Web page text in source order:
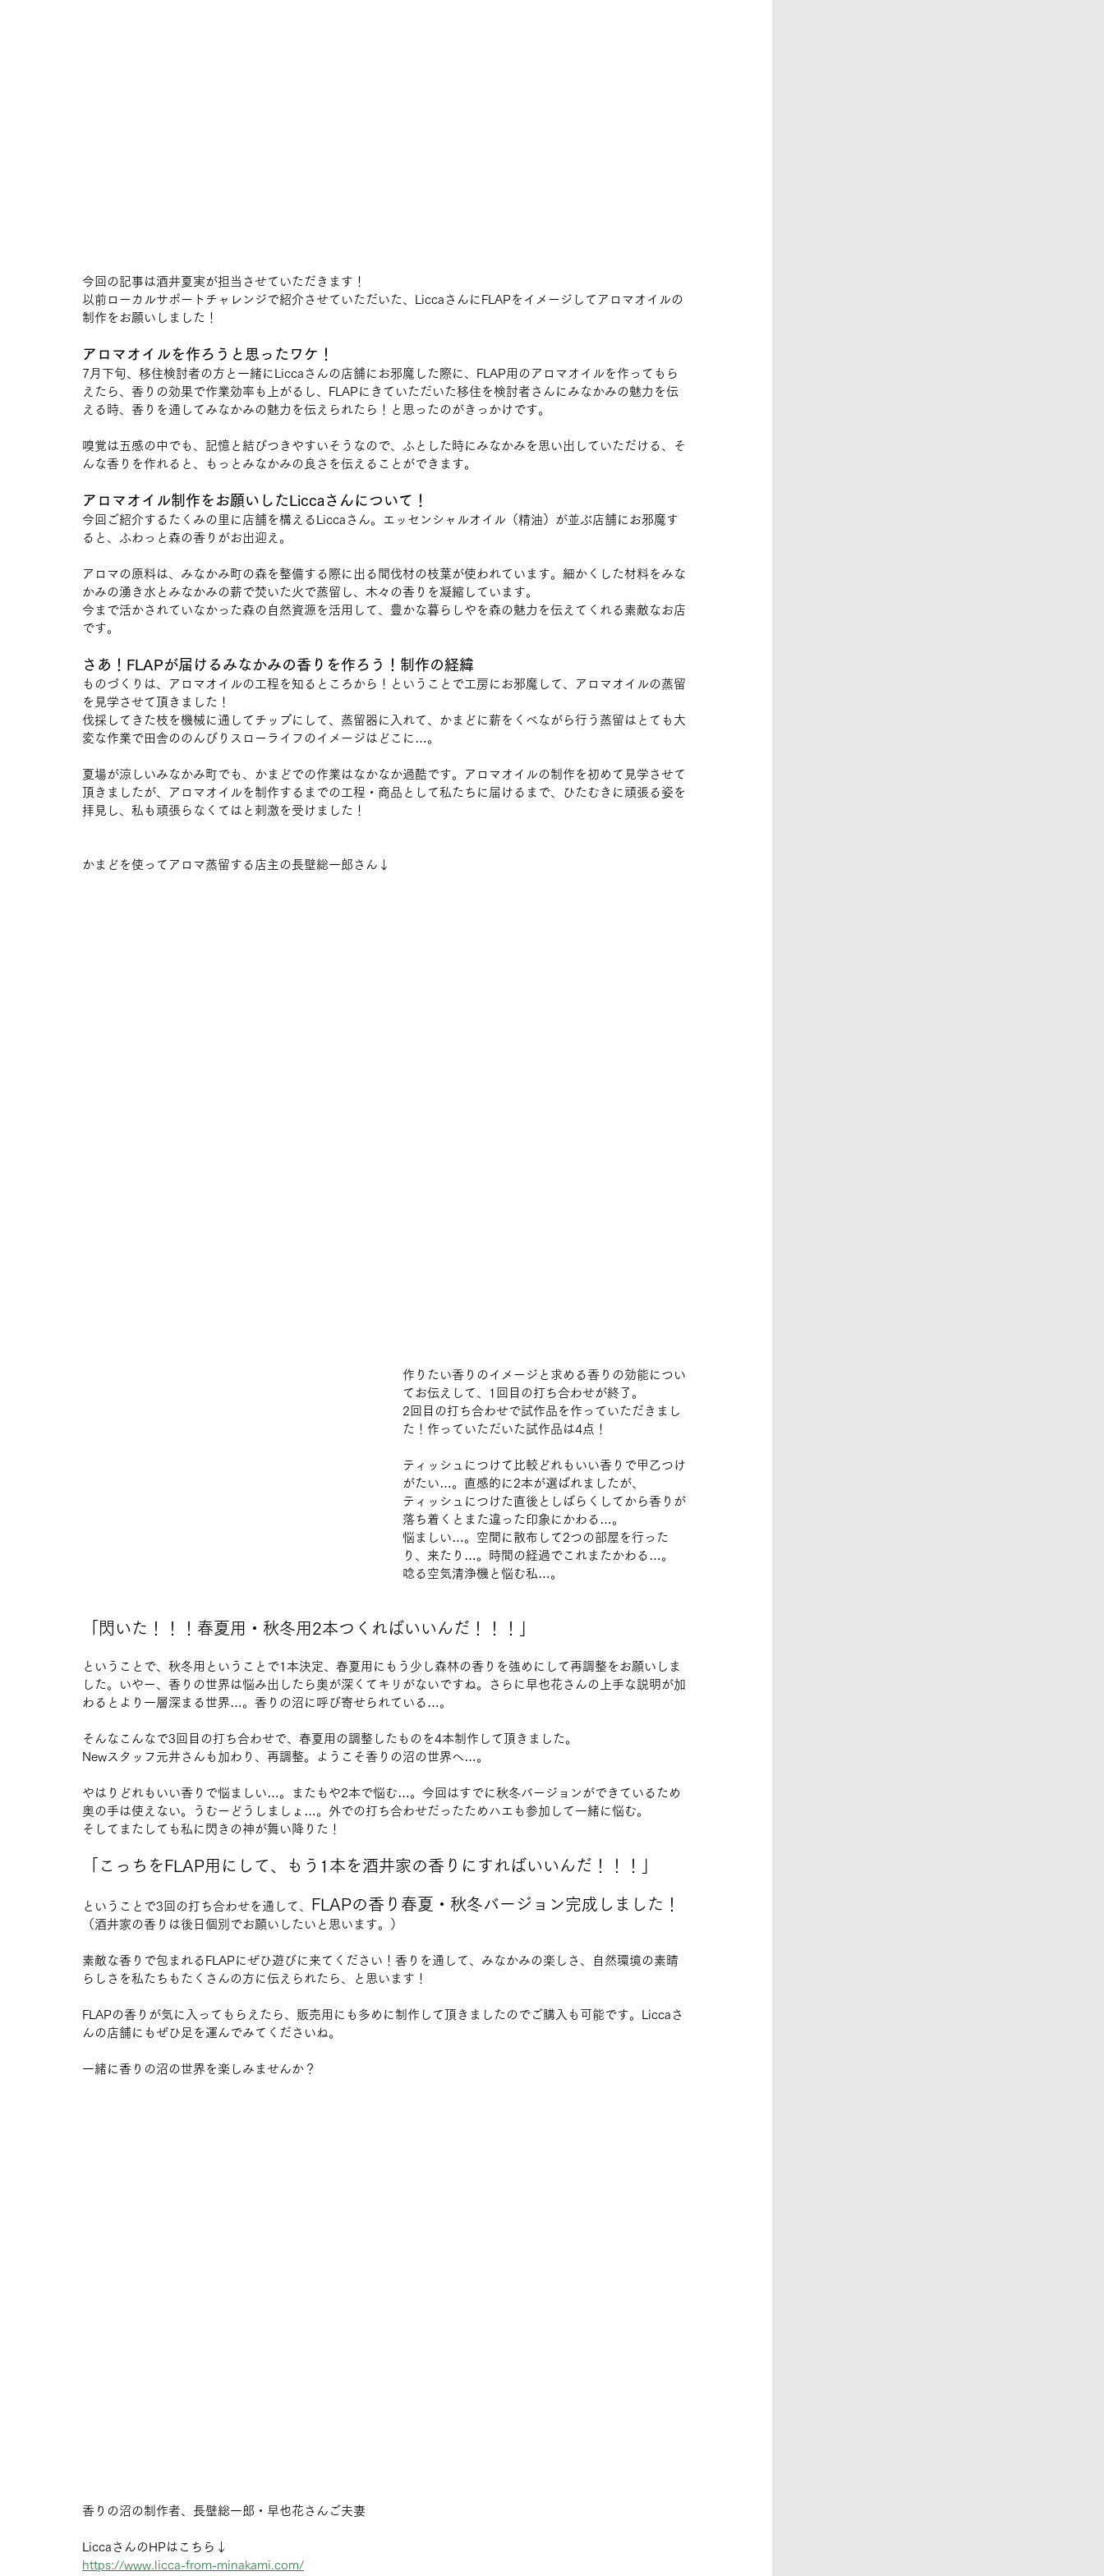
今回の記事は酒井夏実が担当させていただきます！
以前ローカルサポートチャレンジで紹介させていただいた、LiccaさんにFLAPをイメージしてアロマオイルの
制作をお願いしました！
アロマオイルを作ろうと思ったワケ！
7月下旬、移住検討者の方と一緒にLiccaさんの店舗にお邪魔した際に、FLAP用のアロマオイルを作ってもら
えたら、香りの効果で作業効率も上がるし、FLAPにきていただいた移住を検討者さんにみなかみの魅力を伝
える時、香りを通してみなかみの魅力を伝えられたら！と思ったのがきっかけです。
嗅覚は五感の中でも、記憶と結びつきやすいそうなので、ふとした時にみなかみを思い出していただける、そ
んな香りを作れると、もっとみなかみの良さを伝えることができます。
アロマオイル制作をお願いしたLiccaさんについて！
今回ご紹介するたくみの里に店舗を構えるLiccaさん。エッセンシャルオイル（精油）が並ぶ店舗にお邪魔す
ると、ふわっと森の香りがお出迎え。
アロマの原料は、みなかみ町の森を整備する際に出る間伐材の枝葉が使われています。細かくした材料をみな
かみの湧き水とみなかみの薪で焚いた火で蒸留し、木々の香りを凝縮しています。
今まで活かされていなかった森の自然資源を活用して、豊かな暮らしやを森の魅力を伝えてくれる素敵なお店
です。
さあ！FLAPが届けるみなかみの香りを作ろう！制作の経緯
ものづくりは、アロマオイルの工程を知るところから！ということで工房にお邪魔して、アロマオイルの蒸留
を見学させて頂きました！
伐採してきた枝を機械に通してチップにして、蒸留器に入れて、かまどに薪をくべながら行う蒸留はとても大
変な作業で田舎ののんびりスローライフのイメージはどこに…。
夏場が涼しいみなかみ町でも、かまどでの作業はなかなか過酷です。アロマオイルの制作を初めて見学させて
頂きましたが、アロマオイルを制作するまでの工程・商品として私たちに届けるまで、ひたむきに頑張る姿を
拝見し、私も頑張らなくてはと刺激を受けました！
かまどを使ってアロマ蒸留する店主の長壁総一郎さん↓
作りたい香りのイメージと求める香りの効能につい
てお伝えして、1回目の打ち合わせが終了。
2回目の打ち合わせで試作品を作っていただきまし
た！作っていただいた試作品は4点！
ティッシュにつけて比較どれもいい香りで甲乙つけ
がたい…。直感的に2本が選ばれましたが、
ティッシュにつけた直後としばらくしてから香りが
落ち着くとまた違った印象にかわる…。
悩ましい…。空間に散布して2つの部屋を行った
り、来たり…。時間の経過でこれまたかわる…。
唸る空気清浄機と悩む私…。
「閃いた！！！春夏用・秋冬用2本つくればいいんだ！！！」
ということで、秋冬用ということで1本決定、春夏用にもう少し森林の香りを強めにして再調整をお願いしま
した。いやー、香りの世界は悩み出したら奥が深くてキリがないですね。さらに早也花さんの上手な説明が加
わるとより一層深まる世界…。香りの沼に呼び寄せられている…。
そんなこんなで3回目の打ち合わせで、春夏用の調整したものを4本制作して頂きました。
Newスタッフ元井さんも加わり、再調整。ようこそ香りの沼の世界へ…。
やはりどれもいい香りで悩ましい…。またもや2本で悩む…。今回はすでに秋冬バージョンができているため
奥の手は使えない。うむーどうしましょ…。外での打ち合わせだったためハエも参加して一緒に悩む。
そしてまたしても私に閃きの神が舞い降りた！
「こっちをFLAP用にして、もう1本を酒井家の香りにすればいいんだ！！！」
ということで3回の打ち合わせを通して、 FLAPの香り春夏・秋冬バージョン完成しました！
（酒井家の香りは後日個別でお願いしたいと思います。）
素敵な香りで包まれるFLAPにぜひ遊びに来てください！香りを通して、みなかみの楽しさ、自然環境の素晴
らしさを私たちもたくさんの方に伝えられたら、と思います！
FLAPの香りが気に入ってもらえたら、販売用にも多めに制作して頂きましたのでご購入も可能です。Liccaさ
んの店舗にもぜひ足を運んでみてくださいね。
一緒に香りの沼の世界を楽しみませんか？
香りの沼の制作者、長壁総一郎・早也花さんご夫妻
LiccaさんのHPはこちら↓
https://www.licca-from-minakami.com/